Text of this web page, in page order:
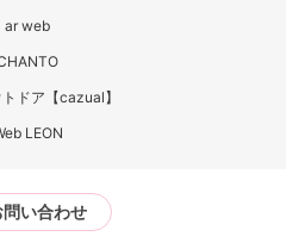
ar web
ドア【cazual】
LEON
問い合わせ